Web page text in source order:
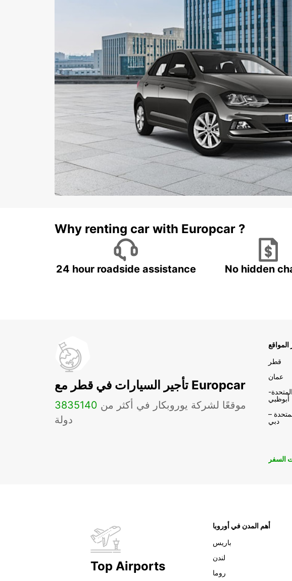
Why renting car with Europcar ?
24 hour roadside assistance No hidden
تأجير السيارات في قطر مع Europcar
3835 موقعًا لشركة يوروبكار في أكثر من 140
دولة
المواقع
قطر
عمان
أبوظبي
–
دبي
السفر
Top Airports
أهم المدن في أوروبا
باريس
لندن
روما